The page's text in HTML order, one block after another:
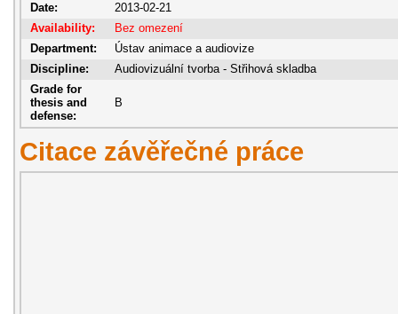
Date:
2013-02-21
Availability:
Bez omezení
Department:
Ústav animace a audiovize
Discipline:
Audiovizuální tvorba - Střihová skladba
Grade for
thesis and
defense:
B
Citace závěřečné práce